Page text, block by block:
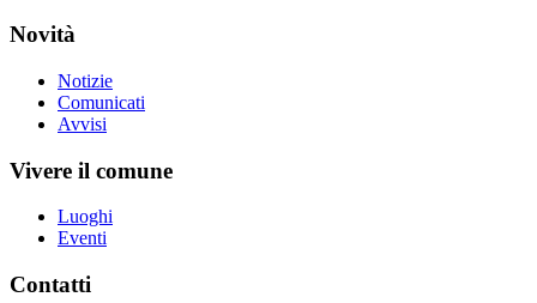
Novità
Notizie
Comunicati
Avvisi
Vivere il comune
Luoghi
Eventi
Contatti